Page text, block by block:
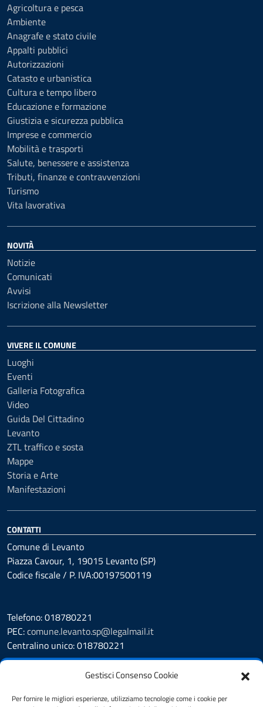
Gestisci Consenso Cookie
Per fornire le migliori esperienze, utilizziamo tecnologie come i cookie per
Agricoltura e pesca
Ambiente
Anagrafe e stato civile
Appalti pubblici
Autorizzazioni
Catasto e urbanistica
Cultura e tempo libero
Educazione e formazione
Giustizia e sicurezza pubblica
Imprese e commercio
Mobilità e trasporti
Salute, benessere e assistenza
Tributi, finanze e contravvenzioni
Turismo
Vita lavorativa
NOVITÀ
Notizie
Comunicati
Avvisi
Iscrizione alla Newsletter
VIVERE IL COMUNE
Luoghi
Eventi
Galleria Fotografica
Video
Guida Del Cittadino
Levanto
ZTL traffico e sosta
Mappe
Storia e Arte
Manifestazioni
CONTATTI
Comune di Levanto
Piazza Cavour, 1, 19015 Levanto (SP)
Codice fiscale / P. IVA:00197500119
Telefono: 018780221
PEC:comune.levanto.sp@legalmail.it
Centralino unico: 018780221
Prenotazione appuntamento
Segnalazione disservizio